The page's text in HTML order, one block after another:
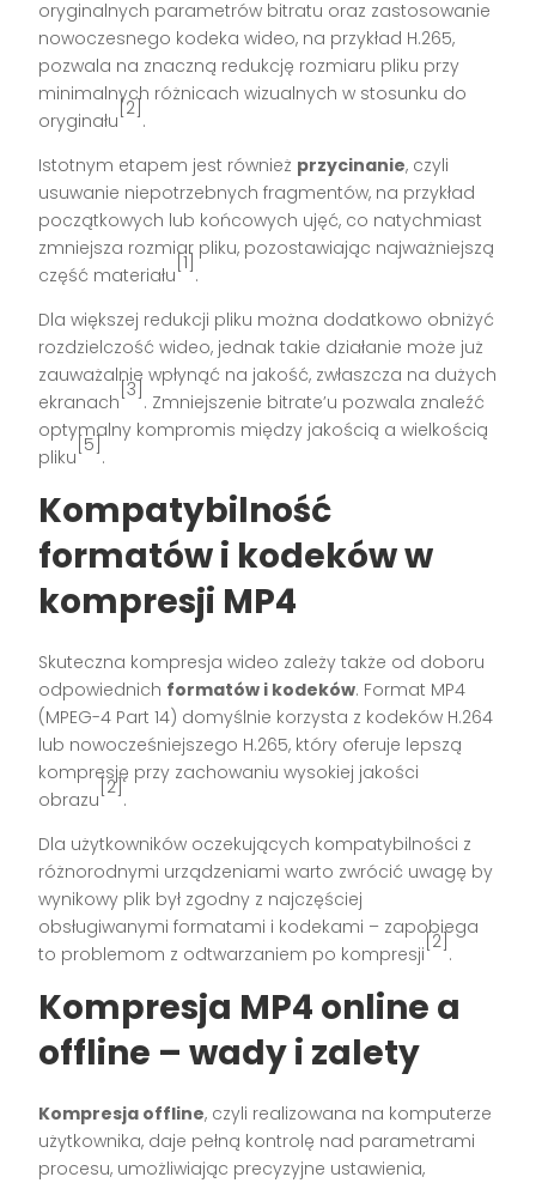
oryginalnych parametrów bitratu oraz zastosowanie
nowoczesnego kodeka wideo, na przykład H.265,
pozwala na znaczną redukcję rozmiaru pliku przy
minimalnych różnicach wizualnych w stosunku do
oryginału
[2]
.
Istotnym etapem jest również przycinanie, czyli
usuwanie niepotrzebnych fragmentów, na przykład
początkowych lub końcowych ujęć, co natychmiast
zmniejsza rozmiar pliku, pozostawiając najważniejszą
część materiału
[1]
.
Dla większej redukcji pliku można dodatkowo obniżyć
rozdzielczość wideo, jednak takie działanie może już
zauważalnie wpłynąć na jakość, zwłaszcza na dużych
ekranach
[3]
. Zmniejszenie bitrate’u pozwala znaleźć
optymalny kompromis między jakością a wielkością
pliku
[5]
.
Kompatybilność
formatów i kodeków w
kompresji MP4
Skuteczna kompresja wideo zależy także od doboru
odpowiednich formatów i kodeków. Format MP4
(MPEG-4 Part 14) domyślnie korzysta z kodeków H.264
lub nowocześniejszego H.265, który oferuje lepszą
kompresję przy zachowaniu wysokiej jakości
obrazu
[2]
.
Dla użytkowników oczekujących kompatybilności z
różnorodnymi urządzeniami warto zwrócić uwagę by
wynikowy plik był zgodny z najczęściej
obsługiwanymi formatami i kodekami – zapobiega
to problemom z odtwarzaniem po kompresji
[2]
.
Kompresja MP4 online a
offline – wady i zalety
Kompresja offline, czyli realizowana na komputerze
użytkownika, daje pełną kontrolę nad parametrami
procesu, umożliwiając precyzyjne ustawienia,